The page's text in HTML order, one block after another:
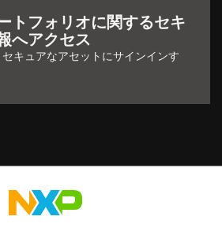
トフォリオに関するセキ
へアクセス
セキュアなアセットにサインインす